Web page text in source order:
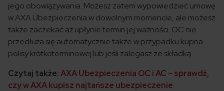
jego obowiązywania. Możesz zatem wypowiedzieć umowę
w AXA Ubezpieczenia w dowolnym momencie, ale możesz
także zaczekać aż upłynie termin jej ważności. OC nie
przedłuża się automatycznie także w przypadku kupna
polisy krótkoterminowej lub jeśli zalegasz ze składką.
Czytaj także:AXA Ubezpieczenia OC i AC – sprawdź,
czy w AXA kupisz najtańsze ubezpieczenie